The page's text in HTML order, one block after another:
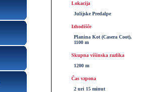
Lokacija
Julijske Predalpe
Izhodišče
Planina Kot (Casera Coot),
1100 m
Skupna višinska razlika
1200 m
Čas vzpona
2 uri 15 minut